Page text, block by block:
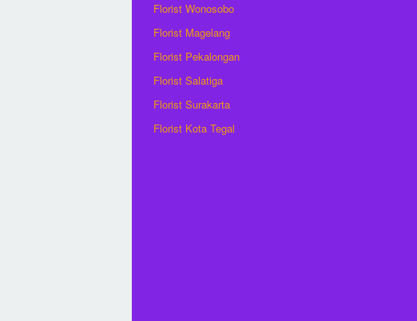
Florist Wonosobo
Florist Magelang
Florist Pekalongan
Florist Salatiga
Florist Surakarta
Florist Kota Tegal